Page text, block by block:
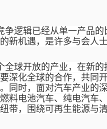
争逻辑已经从单一产品
新机遇，是许多与会人
全球开放的产业，在新
深化全球的合作，共同
同时，面对汽车产业的
料电池汽车、纯电汽车
带，围绕可再生能源与